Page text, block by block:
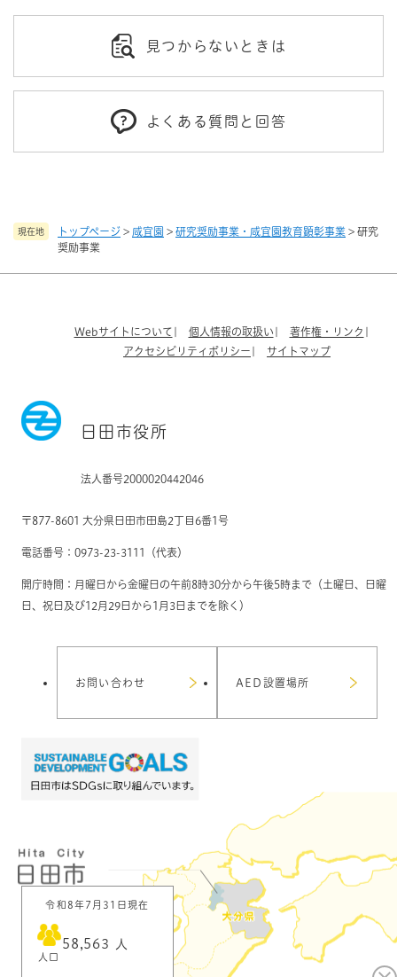
現在地 トップページ > 咸宜園 > 研究奨励事業・咸宜園教育顕彰事業 > 研究
奨励事業
見つからないときは
よくある質問と回答
Webサイトについて 個人情報の取扱い
著作権・リンク
アクセシビリティポリシー
サイトマップ
日田市役所
法人番号2000020442046
〒877-8601 大分県日田市田島2丁目6番1号
電話番号：0973-23-3111（代表）
開庁時間：月曜日から金曜日の午前8時30分から午後5時まで（土曜日、日曜
日、祝日及び12月29日から1月3日までを除く）
お問い合わせ AED設置場所
令和8年7月31日現在
人口
58,563 人